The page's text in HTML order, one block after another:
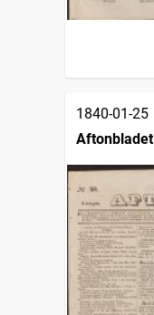
1840-01-25
Aftonbladet